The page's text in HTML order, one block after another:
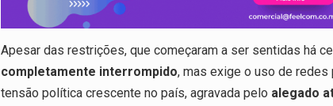
Apesar das restrições, que começaram a ser sentidas há
completamente interrompido, mas exige o uso de redes
tensão política crescente no país, agravada pelo alegado